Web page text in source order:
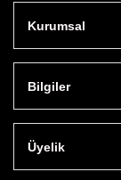
Kurumsal
Bilgiler
Üyelik